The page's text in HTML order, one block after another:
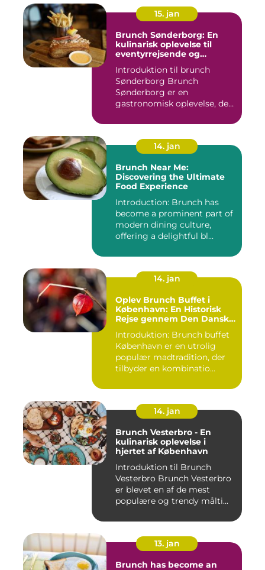
15. jan
Brunch Sønderborg: En
kulinarisk oplevelse til
eventyrrejsende og
Introduktion til brunch
Sønderborg Brunch
Sønderborg er en
gastronomisk oplevelse, der
14. jan
Brunch Near Me:
Discovering the Ultimate
Food Experience
Introduction: Brunch has
become a prominent part of
modern dining culture,
offering a delightful bl...
14. jan
Oplev Brunch Buffet i
København: En Historisk
Rejse gennem Den Danske
Skatte
Introduktion: Brunch buffet
København er en utrolig
populær madtradition, der
tilbyder en kombinatio...
14. jan
Brunch Vesterbro - En
kulinarisk oplevelse i
hjertet af København
Introduktion til Brunch
Vesterbro Brunch Vesterbro
er blevet en af de mest
populære og trendy målti...
13. jan
Brunch has become an